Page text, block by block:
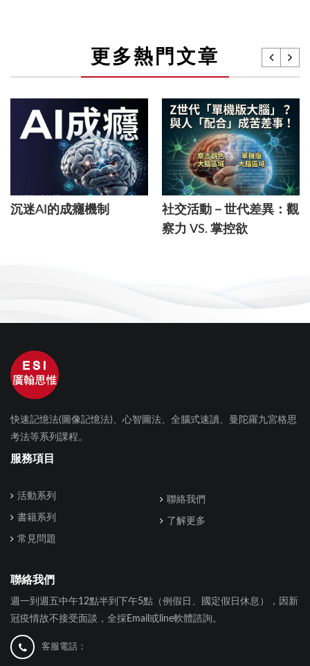
更多熱門文章
沉迷AI的成癮機制
社交活動－世代差異：觀
察力 VS. 掌控欲
快速記憶法(圖像記憶法)、心智圖法、全腦式速讀、曼陀羅九宮格思
考法等系列課程。
服務項目
活動系列
書籍系列
常見問題
聯絡我們
了解更多
聯絡我們
週一到週五中午12點半到下午5點（例假日、國定假日休息），因新
冠疫情故不接受面談，全採Email或line軟體諮詢。
客服電話：